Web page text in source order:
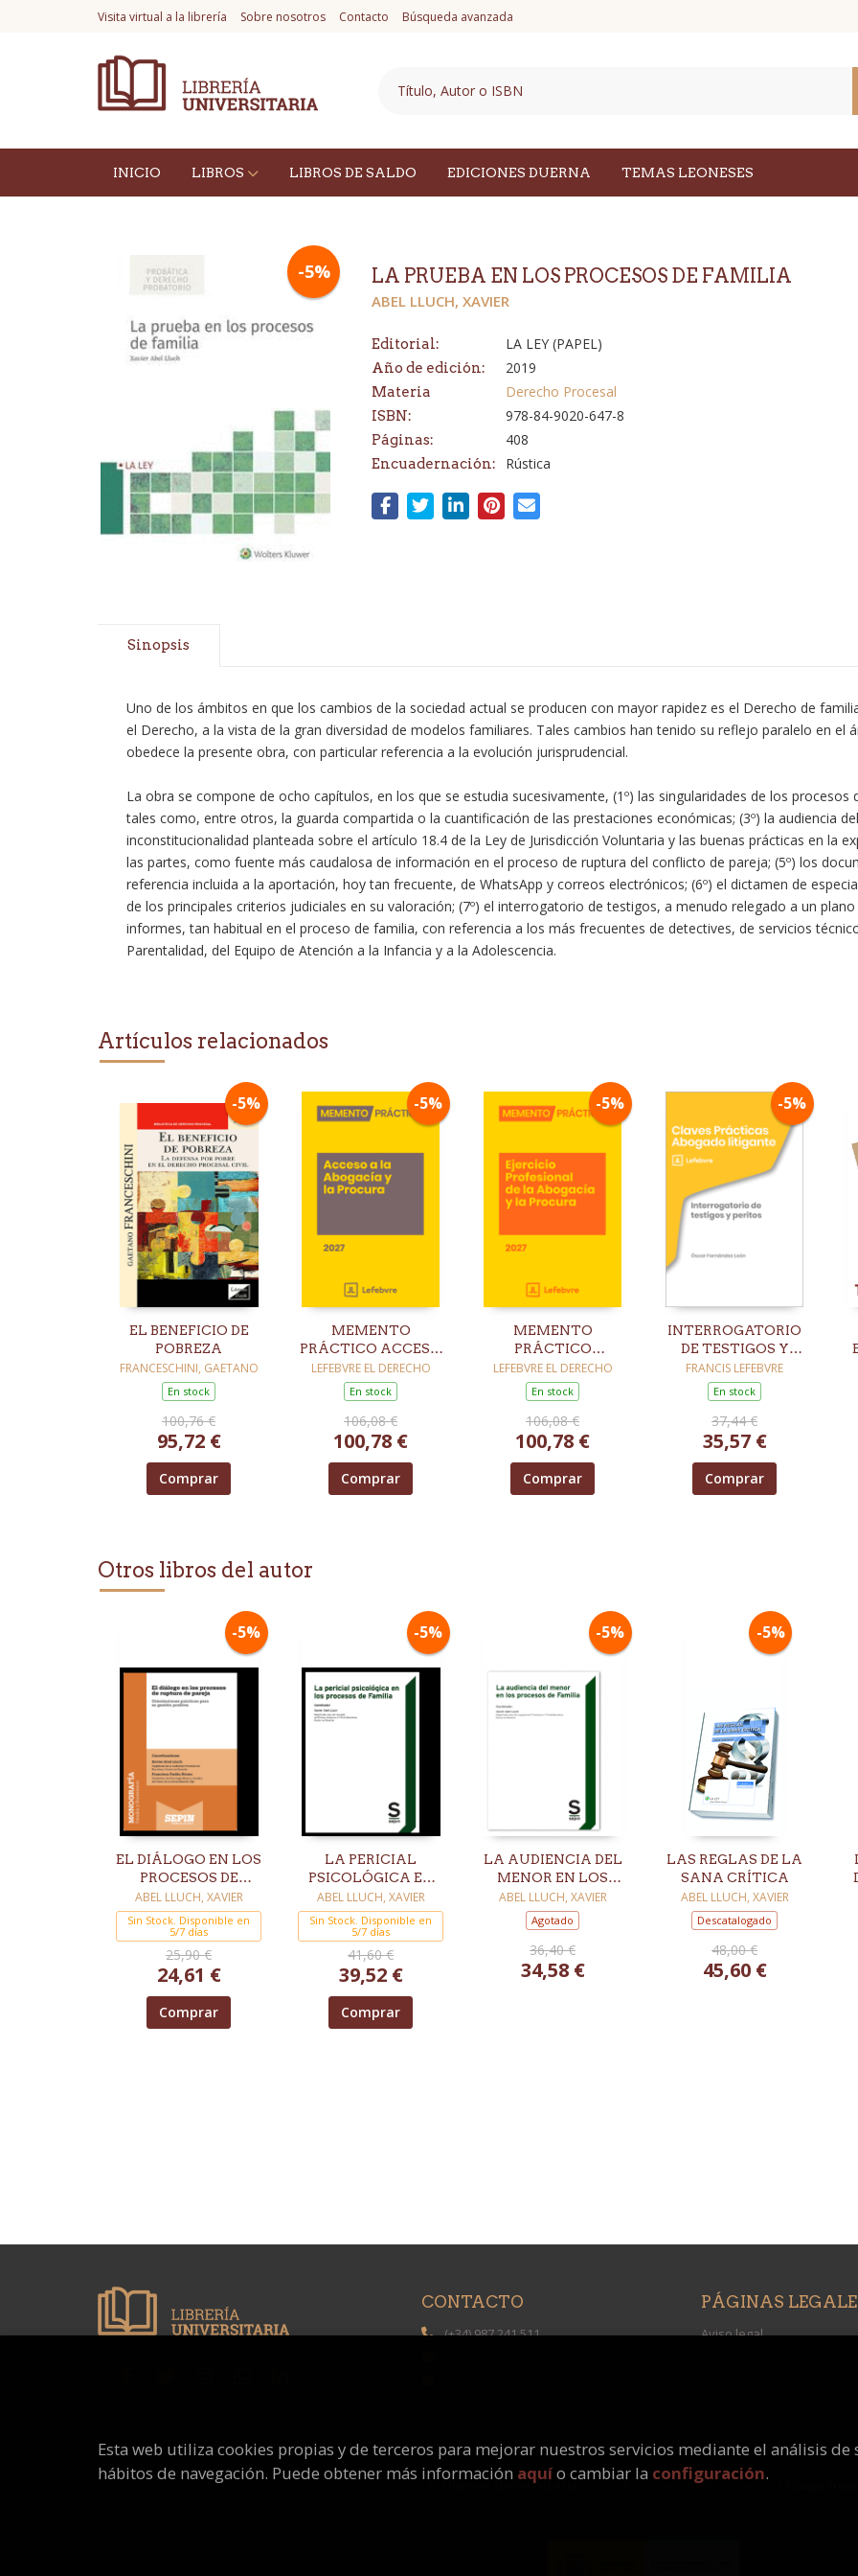
Visita virtual a la librería Sobre nosotros Contacto Búsqueda avanzada
INICIO LIBROS LIBROS DE SALDO EDICIONES DUERNA TEMAS LEONESES
-5% LA PRUEBA EN LOS PROCESOS DE FAMILIA
ABEL LLUCH, XAVIER
Editorial: LA LEY (PAPEL)
Año de edición: 2019
Materia Derecho Procesal
ISBN: 978-84-9020-647-8
Páginas: 408
Encuadernación: Rústica
Sinopsis
Uno de los ámbitos en que los cambios de la sociedad actual se producen con mayor rapidez es el Derecho de
el Derecho, a la vista de la gran diversidad de modelos familiares. Tales cambios han tenido su reflejo paralelo en el
obedece la presente obra, con particular referencia a la evolución jurisprudencial.
La obra se compone de ocho capítulos, en los que se estudia sucesivamente, (1º) las singularidades de los procesos
tales como, entre otros, la guarda compartida o la cuantificación de las prestaciones económicas; (3º) la audiencia
inconstitucionalidad planteada sobre el artículo 18.4 de la Ley de Jurisdicción Voluntaria y las buenas prácticas en la
las partes, como fuente más caudalosa de información en el proceso de ruptura del conflicto de pareja; (5º) los
referencia incluida a la aportación, hoy tan frecuente, de WhatsApp y correos electrónicos; (6º) el dictamen de
de los principales criterios judiciales en su valoración; (7º) el interrogatorio de testigos, a menudo relegado a un
informes, tan habitual en el proceso de familia, con referencia a los más frecuentes de detectives, de servicios
Parentalidad, del Equipo de Atención a la Infancia y a la Adolescencia.
Artículos relacionados
-5%
EL BENEFICIO DE
POBREZA
FRANCESCHINI, GAETANO
En stock
100,76 €
95,72 €
Comprar
-5%
MEMENTO
PRÁCTICO ACCESO
A LA ABOGACÍA Y
LA PROCURA 2027
LEFEBVRE EL DERECHO
En stock
106,08 €
100,78 €
Comprar
-5%
MEMENTO
PRÁCTICO
EJERCICIO
PROFESIONAL DE
LA ABOGACÍA Y LA
PROCURA 2027
LEFEBVRE EL DERECHO
En stock
106,08 €
100,78 €
Comprar
-5%
INTERROGATORIO
DE TESTIGOS Y
PERITOS
FRANCIS LEFEBVRE
En stock
37,44 €
35,57 €
Comprar
Otros libros del autor
-5%
EL DIÁLOGO EN LOS
PROCESOS DE
RUPTURA DE
PAREJA
ABEL LLUCH, XAVIER
Sin Stock. Disponible en
5/7 días
25,90 €
24,61 €
Comprar
-5%
LA PERICIAL
PSICOLÓGICA EN
LOS PROCESOS DE
FAMILIA
ABEL LLUCH, XAVIER
Sin Stock. Disponible en
5/7 días
41,60 €
39,52 €
Comprar
-5%
LA AUDIENCIA DEL
MENOR EN LOS
PROCESOS DE
FAMILIA
ABEL LLUCH, XAVIER
Agotado
36,40 €
34,58 €
-5%
LAS REGLAS DE LA
SANA CRÍTICA
ABEL LLUCH, XAVIER
Descatalogado
48,00 €
45,60 €
CONTACTO
(+34) 987 241 511
PÁGINAS
Aviso legal
Librería Universitaria . Todos los Derechos Reservados |
Esta web utiliza cookies propias y de terceros para mejorar nuestros servicios mediante el análisis de
hábitos de navegación. Puede obtener más información aquío cambiar la configuración.